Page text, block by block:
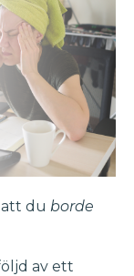
du borde
av ett